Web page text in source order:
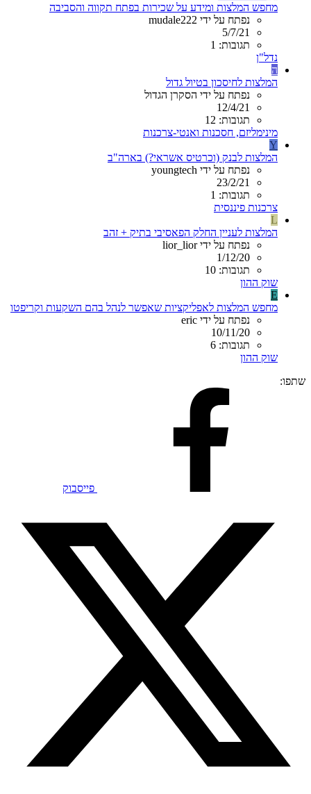
מחפש המלצות ומידע על שכירות בפתח תקווה והסביבה
נפתח על ידי mudale222
5/7/21
תגובות: 1
נדל"ן
ה
המלצות לחיסכון בטיול גדול
נפתח על ידי הסקרן הגדול
12/4/21
תגובות: 12
מינימליזם, חסכנות ואנטי-צרכנות
Y
המלצות לבנק (וכרטיס אשראי?) בארה"ב
נפתח על ידי youngtech
23/2/21
תגובות: 1
צרכנות פיננסית
L
המלצות לעניין החלק הפאסיבי בתיק + זהב
נפתח על ידי lior_lior
1/12/20
תגובות: 10
שוק ההון
E
מחפש המלצות לאפליקציות שאפשר לנהל בהם השקעות וקריפטו
נפתח על ידי eric
10/11/20
תגובות: 6
שוק ההון
שתפו:
פייסבוק